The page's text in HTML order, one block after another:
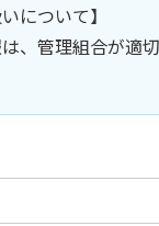
について】
、管理組合が適